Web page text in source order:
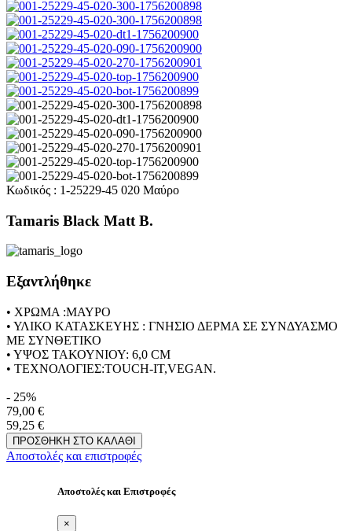
Κωδικός : 1-25229-45 020 Μαύρο
Tamaris Black Matt B.
Εξαντλήθηκε
• ΧΡΩΜΑ :ΜΑΥΡΟ
• ΥΛΙΚΟ ΚΑΤΑΣΚΕΥΗΣ : ΓΝΗΣΙΟ ΔΕΡΜΑ ΣΕ ΣΥΝΔΥΑΣΜΟ
ΜΕ ΣΥΝΘΕΤΙΚΟ
• ΥΨΟΣ ΤΑΚΟΥΝΙΟΥ: 6,0 CM
• TΕΧΝΟΛΟΓΙΕΣ:TOUCH-IT,VEGAN.
- 25%
79,00 €
59,25 €
Αποστολές και επιστροφές
Αποστολές και Επιστροφές
×